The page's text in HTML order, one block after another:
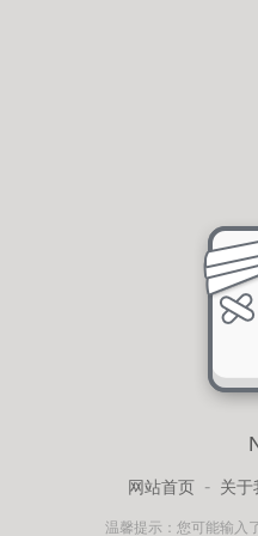
网站首页 - 关于
温馨提示：您可能输入